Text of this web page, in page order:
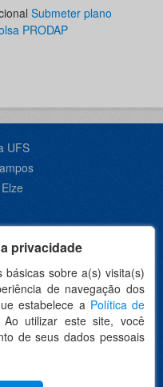
privacidade
sobre a(s) visita(s)
de navegação dos
estabelece a Política de
utilizar este site, você
de seus dados pessoais
Submeter plano
PRODAP
UFS